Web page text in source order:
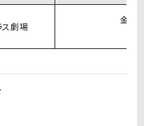
ス劇場
金沢